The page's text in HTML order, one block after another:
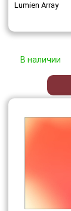
Lumien Array
В наличии